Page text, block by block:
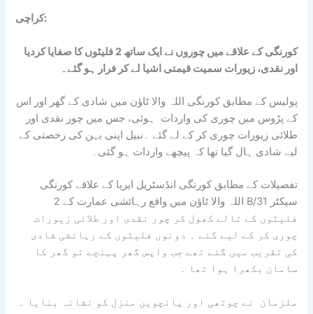
کراچی:
کورنگی کے علاقے میں چوروں نے ایک ساتھ 2 فلیٹوں کا صفایا کردیا
اور نقدی، زیورات سمیت قیمتی اشیا لے کر فرار ہو گئے۔
پولیس کے مطابق کورنگی اللہ والا ٹاؤن میں شادی کے گھر اور اس
کے پڑوس میں چوری کی واردات ہوئی، جس میں چور نقدی اور
طلائی زیورات چوری کر کے لے گئے ۔نبیل اپنی بہن کی رخصتی کے
لیے شادی ہال گیا تھا کہ پیچھے واردات ہو گئی۔
تفصیلات کے مطابق کورنگی انڈسٹریل ایریا کے علاقے کورنگی
سیکٹر 31/B اللہ والا ٹاؤن میں واقع رہائشی عمارت کے 2
فلیٹوں کے تالے کھول کر چور نقدی اور طلائی زیورات
چوری کر کے لیے گئے ۔ دونوں فلیٹوں کے رہائشی شادی
کی تقریب میں گئے تھے جب واپس گھر پہنچے تو گھر کا
سامان بکھرا ہوا تھا ۔
ملزمان نے چوتھی اور پانچویں منزل کو نشانہ بنایا ۔